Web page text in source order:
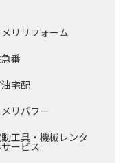
リリフォーム
番
宅配
リパワー
工具・機械レンタ
ービス